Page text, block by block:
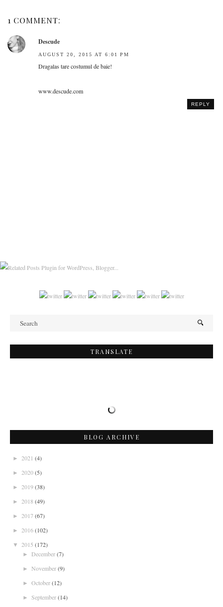
1 COMMENT:
Descude
AUGUST 20, 2015 AT 6:01 PM
Dragalas tare costumul de baie!
www.descude.com
REPLY
TRANSLATE
BLOG ARCHIVE
► 2021 (4)
► 2020(5)
► 2019(38)
► 2018 (49)
► 2017 (67)
► 2016(102)
▼ 2015 (172)
► December(7)
► November(9)
► October(12)
► September(14)